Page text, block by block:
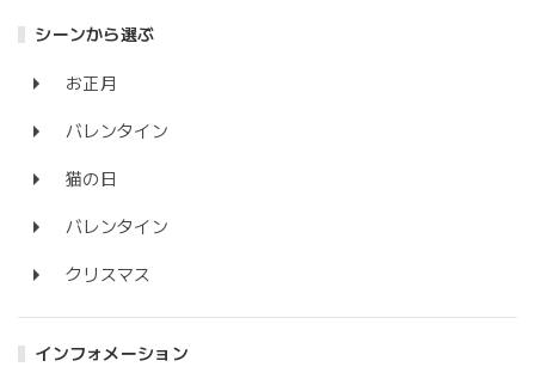
シーンから選ぶ
お正月
バレンタイン
猫の日
バレンタイン
クリスマス
インフォメーション